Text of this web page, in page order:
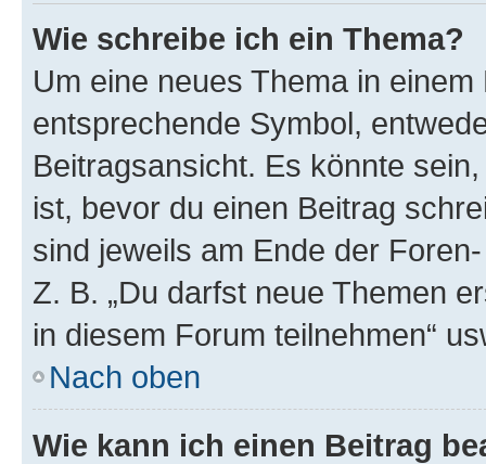
Wie schreibe ich ein Thema?
Um eine neues Thema in
entsprechende Symbol,
Beitragsansicht. Es könnte
ist, bevor du einen Beitrag
sind jeweils am Ende der
Z. B. „Du darfst neue Themen
in diesem Forum teilnehmen“
Nach oben
Wie kann ich einen Beitrag